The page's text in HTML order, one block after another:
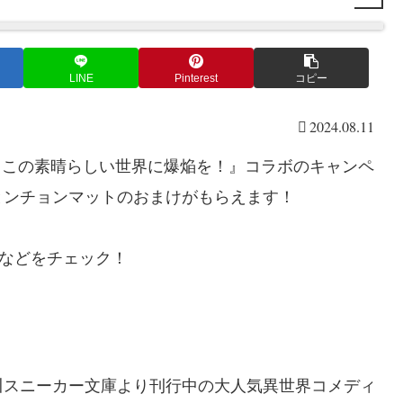
LINE Pinterest コピー
2024.08.11
の素晴らしい世界に爆焔を！』コラボのキャンペ
チョンマットのおまけがもらえます！
どをチェック！
ニーカー文庫より刊行中の大人気異世界コメディ